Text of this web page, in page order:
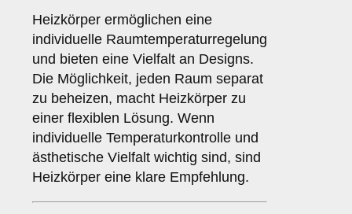
Heizkörper ermöglichen eine
individuelle Raumtemperaturregelung
und bieten eine Vielfalt an Designs.
Die Möglichkeit, jeden Raum separat
zu beheizen, macht Heizkörper zu
einer flexiblen Lösung. Wenn
individuelle Temperaturkontrolle und
ästhetische Vielfalt wichtig sind, sind
Heizkörper eine klare Empfehlung.